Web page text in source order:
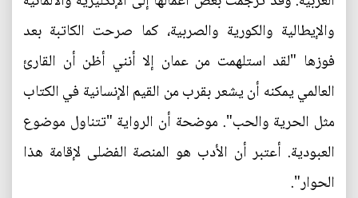
والإيطالية والكورية والصربية، كما صرحت الكاتبة بعد
فوزها "لقد استلهمت من عمان إلا أنني أظن أن القارئ
العالمي يمكنه أن يشعر بقرب من القيم الإنسانية في الكتاب
مثل الحرية والحب". موضحة أن الرواية "تتناول موضوع
العبودية. أعتبر أن الأدب هو المنصة الفضلى لإقامة هذا
الحوار".